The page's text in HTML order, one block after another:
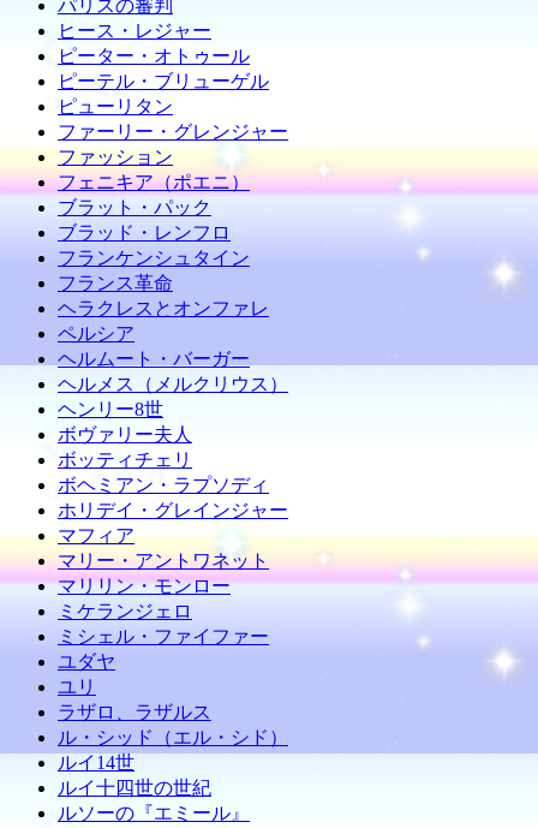
パリスの審判
ヒース・レジャー
ピーター・オトゥール
ピーテル・ブリューゲル
ピューリタン
ファーリー・グレンジャー
ファッション
フェニキア（ポエニ）
ブラット・パック
ブラッド・レンフロ
フランケンシュタイン
フランス革命
ヘラクレスとオンファレ
ペルシア
ヘルムート・バーガー
ヘルメス（メルクリウス）
ヘンリー8世
ボヴァリー夫人
ボッティチェリ
ボヘミアン・ラプソディ
ホリデイ・グレインジャー
マフィア
マリー・アントワネット
マリリン・モンロー
ミケランジェロ
ミシェル・ファイファー
ユダヤ
ユリ
ラザロ、ラザルス
ル・シッド（エル・シド）
ルイ14世
ルイ十四世の世紀
ルソーの『エミール』